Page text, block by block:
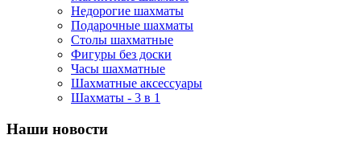
Недорогие шахматы
Подарочные шахматы
Столы шахматные
Фигуры без доски
Часы шахматные
Шахматные аксессуары
Шахматы - 3 в 1
Наши новости